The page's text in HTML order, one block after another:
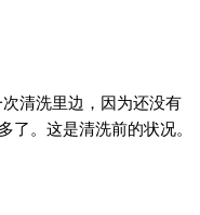
清洗里边，因为还没有
。这是清洗前的状况。